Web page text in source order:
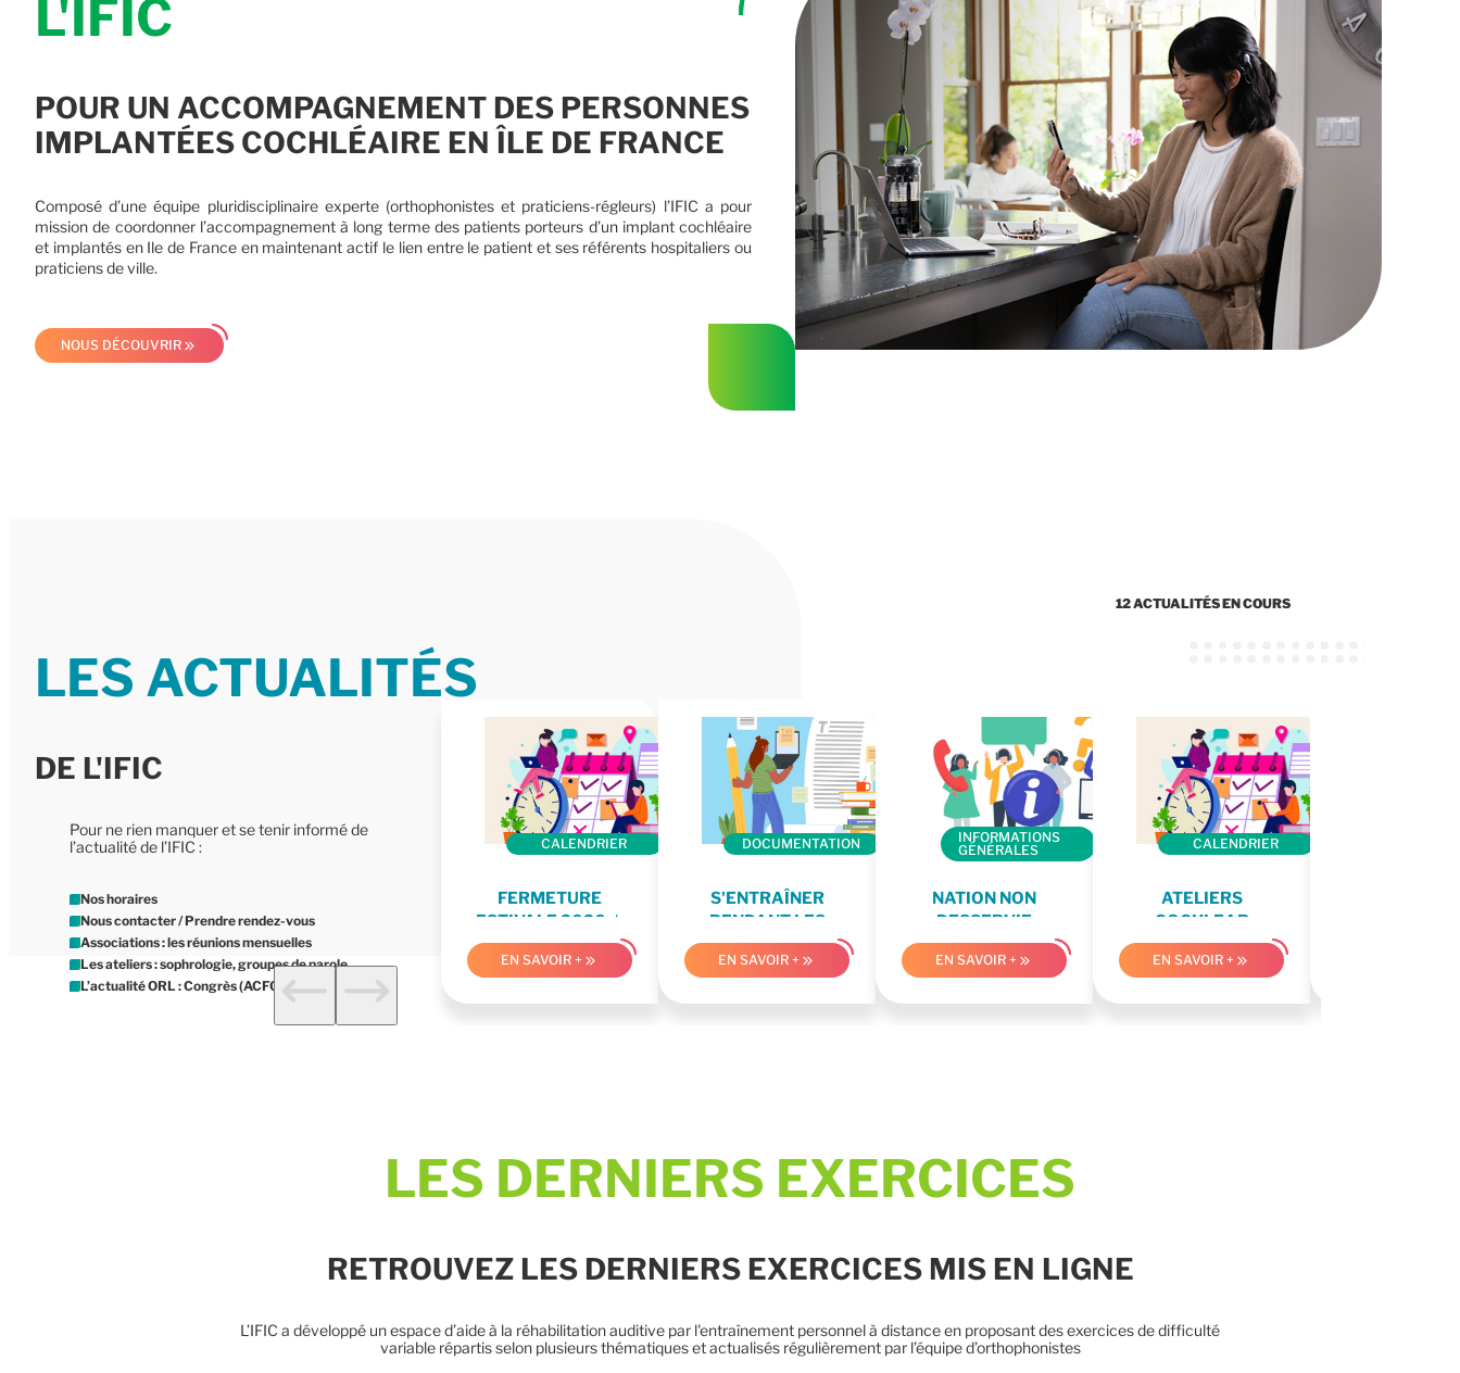
L'IFIC
POUR UN ACCOMPAGNEMENT DES PERSONNES
IMPLANTÉES COCHLÉAIRE EN ÎLE DE FRANCE
Composé d’une équipe pluridisciplinaire experte (orthophonistes et praticiens-régleurs) l’IFIC a pour
mission de coordonner l’accompagnement à long terme des patients porteurs d’un implant cochléaire
et implantés en Ile de France en maintenant actif le lien entre le patient et ses référents hospitaliers ou
praticiens de ville.
NOUS DÉCOUVRIR
12 ACTUALITÉS EN COURS
LES ACTUALITÉS
DE L'IFIC
Pour ne rien manquer et se tenir informé de
l’actualité de l’IFIC :
Nos horaires
Nous contacter / Prendre rendez-vous
Associations : les réunions mensuelles
Les ateliers : sophrologie, groupes de parole, …
L’actualité ORL : Congrès (ACFOS, SFORL, JNA, …)
CALENDRIER
FERMETURE
ESTIVALE 2026 ☀️
EN SAVOIR +
DOCUMENTATION
S'ENTRAÎNER
PENDANT LES
VACANCES
EN SAVOIR +
INFORMATIONS
GÉNÉRALES
NATION NON
DESSERVIE
EN SAVOIR +
CALENDRIER
ATELIERS
COCHLEAR
EN SAVOIR +
next next
LES DERNIERS EXERCICES
RETROUVEZ LES DERNIERS EXERCICES MIS EN LIGNE
L’IFIC a développé un espace d’aide à la réhabilitation auditive par l'entraînement personnel à distance en proposant des exercices de difficulté
variable répartis selon plusieurs thématiques et actualisés régulièrement par l’équipe d’orthophonistes